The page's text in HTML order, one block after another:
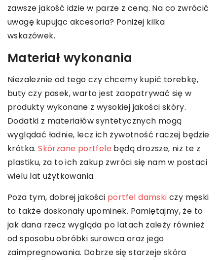
zawsze jakość idzie w parze z ceną. Na co zwrócić
uwagę kupując akcesoria? Poniżej kilka
wskazówek.
Materiał wykonania
Niezależnie od tego czy chcemy kupić torebkę,
buty czy pasek, warto jest zaopatrywać się w
produkty wykonane z wysokiej jakości skóry.
Dodatki z materiałów syntetycznych mogą
wyglądać ładnie, lecz ich żywotność raczej będzie
krótka.Skórzane portfele będą droższe, niż te z
plastiku, za to ich zakup zwróci się nam w postaci
wielu lat użytkowania.
Poza tym, dobrej jakości portfel damski czy męski
to także doskonały upominek. Pamiętajmy, że to
jak dana rzecz wygląda po latach zależy również
od sposobu obróbki surowca oraz jego
zaimpregnowania. Dobrze się starzeje skóra